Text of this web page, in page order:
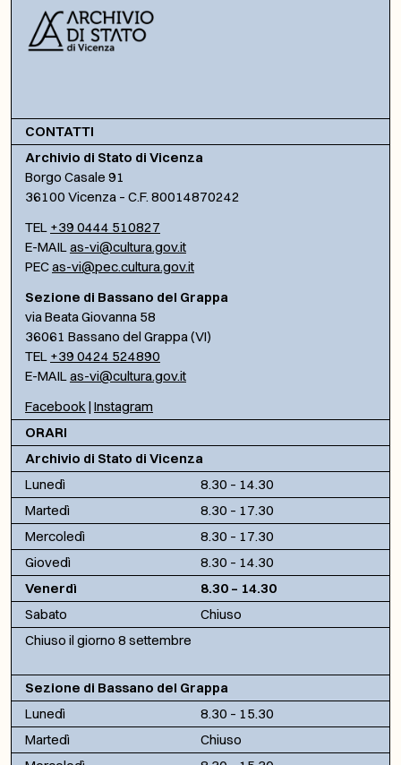
CONTATTI
Archivio di Stato di Vicenza
Borgo Casale 91
36100 Vicenza – C.F. 80014870242
TEL +39 0444 510827
E-MAILas-vi@cultura.gov.it
PECas-vi@pec.cultura.gov.it
Sezione di Bassano del Grappa
via Beata Giovanna 58
36061 Bassano del Grappa (VI)
TEL +39 0424 524890
E-MAILas-vi@cultura.gov.it
Facebook | Instagram
ORARI
Archivio di Stato di Vicenza
Lunedì
8.30 – 14.30
Martedì
8.30 – 17.30
Mercoledì
8.30 – 17.30
Giovedì
8.30 – 14.30
Venerdì
8.30 – 14.30
Sabato
Chiuso
Chiuso il giorno 8 settembre
Sezione di Bassano del Grappa
Lunedì
8.30 – 15.30
Martedì
Chiuso